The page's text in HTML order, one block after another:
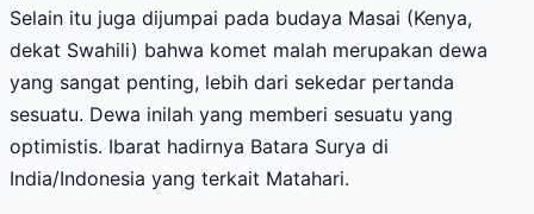
Selain itu juga dijumpai pada budaya Masai (Kenya,
dekat Swahili) bahwa komet malah merupakan dewa
yang sangat penting, lebih dari sekedar pertanda
sesuatu. Dewa inilah yang memberi sesuatu yang
optimistis. Ibarat hadirnya Batara Surya di
India/Indonesia yang terkait Matahari.